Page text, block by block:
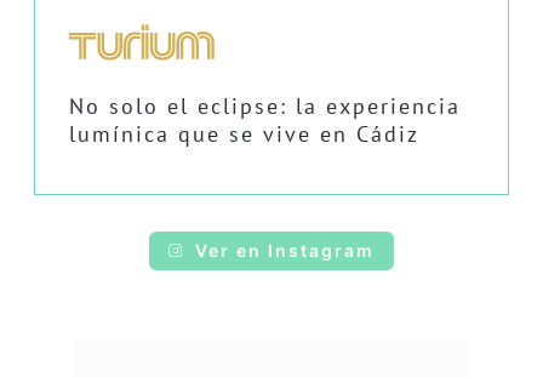
No solo el eclipse: la experiencia
lumínica que se vive en Cádiz
Ver en Instagram